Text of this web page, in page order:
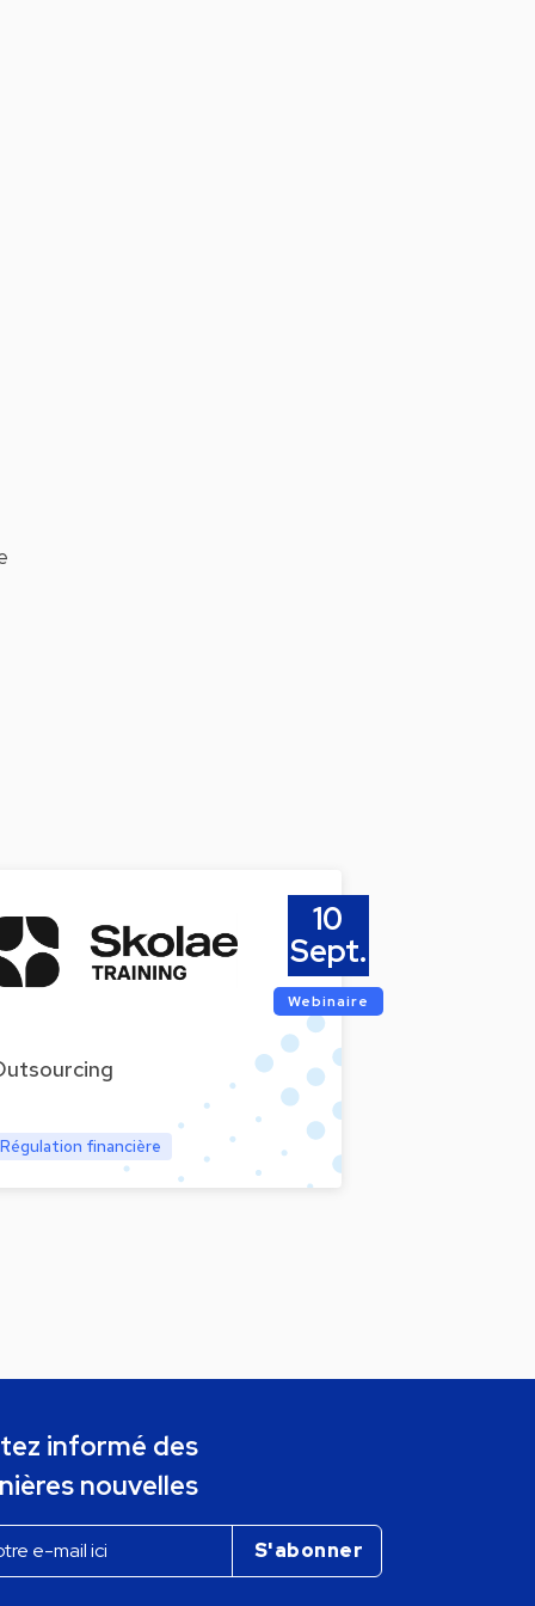
Régulation financière
10
Sept.
Webinaire
informé des
nouvelles